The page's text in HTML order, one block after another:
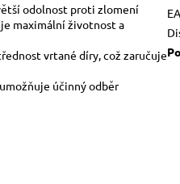
odolnost proti zlomení
maximální životnost a
vrtané díry, což zaručuje
účinný odběr